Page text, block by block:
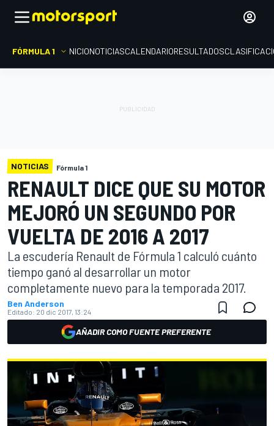
FÓRMULA 1 INICIONOTICIASCALENDARIORESULTADOS
NOTICIAS Fórmula 1
RENAULT DICE QUE SU MOTOR
MEJORÓ UN SEGUNDO POR
VUELTA DE 2016 A 2017
La escudería Renault de Fórmula 1 calculó cuánto
tiempo ganó al desarrollar un motor
completamente nuevo para la temporada 2017.
Ben Anderson
Editado: 20 dic 2017, 13:24
AÑADIR COMO FUENTE PREFERENTE